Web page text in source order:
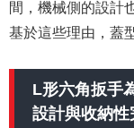
間，機械側的設計
基於這些理由，蓋
L形六角扳手
設計與收納性